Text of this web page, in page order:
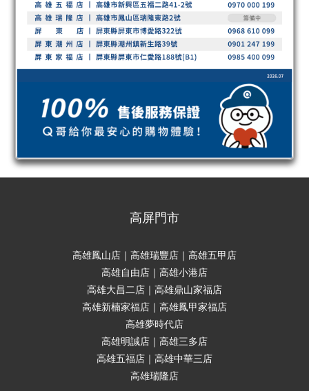
高屏門市
高雄鳳山店｜高雄瑞豐店｜高雄五甲店
高雄自由店｜高雄小港店
高雄大昌二店｜高雄鼎山家福店
高雄新楠家福店｜高雄鳳甲家福店
高雄夢時代店
高雄明誠店｜高雄三多店
高雄五福店｜高雄中華三店
高雄瑞隆店